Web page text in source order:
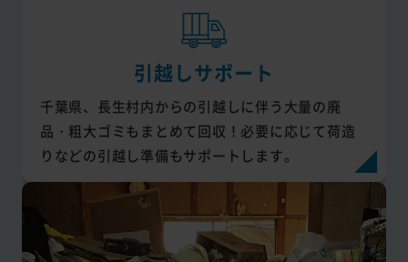
引越しサポート
千葉県、長生村内からの引越しに伴う大量の廃
品・粗大ゴミもまとめて回収！必要に応じて荷造
りなどの引越し準備もサポートします。